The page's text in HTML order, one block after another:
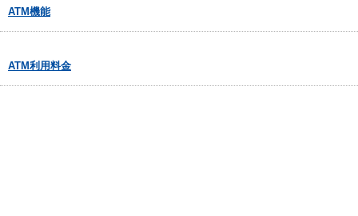
ATM機能
ATM利用料金